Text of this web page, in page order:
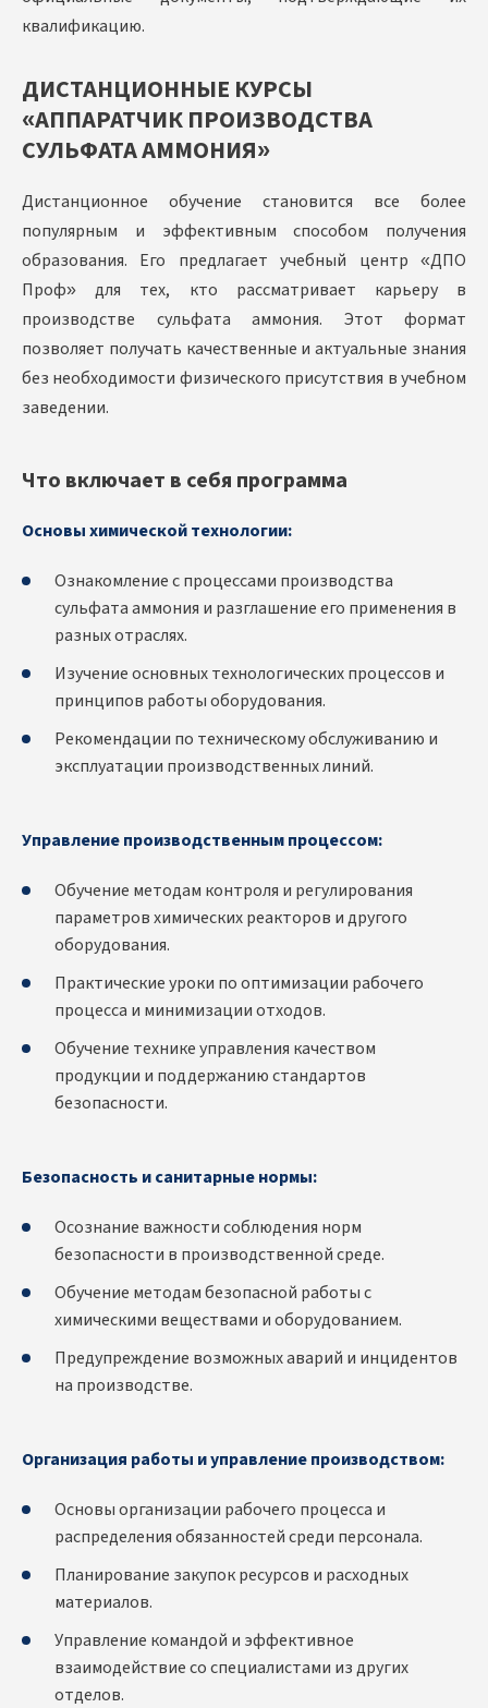
квалификацию.
ДИСТАНЦИОННЫЕ КУРСЫ
«АППАРАТЧИК ПРОИЗВОДСТВА
СУЛЬФАТА АММОНИЯ»
Дистанционное обучение становится все более
популярным и эффективным способом получения
образования. Его предлагает учебный центр «ДПО
Проф» для тех, кто рассматривает карьеру в
производстве сульфата аммония. Этот формат
позволяет получать качественные и актуальные знания
без необходимости физического присутствия в учебном
заведении.
Что включает в себя программа
Основы химической технологии:
Ознакомление с процессами производства
сульфата аммония и разглашение его применения в
разных отраслях.
Изучение основных технологических процессов и
принципов работы оборудования.
Рекомендации по техническому обслуживанию и
эксплуатации производственных линий.
Управление производственным процессом:
Обучение методам контроля и регулирования
параметров химических реакторов и другого
оборудования.
Практические уроки по оптимизации рабочего
процесса и минимизации отходов.
Обучение технике управления качеством
продукции и поддержанию стандартов
безопасности.
Безопасность и санитарные нормы:
Осознание важности соблюдения норм
безопасности в производственной среде.
Обучение методам безопасной работы с
химическими веществами и оборудованием.
Предупреждение возможных аварий и инцидентов
на производстве.
Организация работы и управление производством:
Основы организации рабочего процесса и
распределения обязанностей среди персонала.
Планирование закупок ресурсов и расходных
материалов.
Управление командой и эффективное
взаимодействие со специалистами из других
отделов.